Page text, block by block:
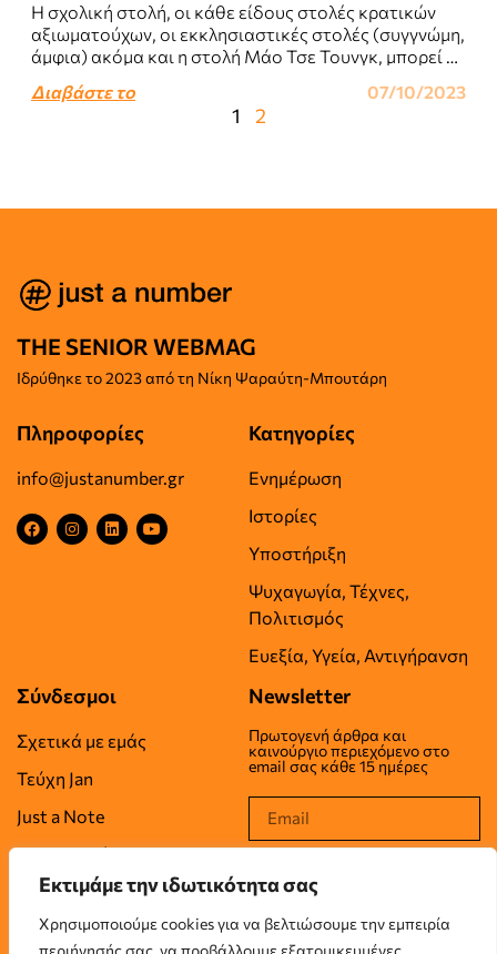
Εκτιμάμε την ιδωτικότητα σας
Χρησιμοποιούμε cookies για να βελτιώσουμε την εμπειρία
περιήγησής σας, να προβάλλουμε εξατομικευμένες
Η σχολική στολή, οι κάθε είδους στολές κρατικών
αξιωματούχων, οι εκκλησιαστικές στολές (συγγνώμη,
άμφια) ακόμα και η στολή Μάο Τσε Τουνγκ, μπορεί να
Διαβάστε το 07/10/2023
1 2
THE SENIOR WEBMAG
Iδρύθηκε το2023 από τη Νίκη Ψαραύτη-Μπουτάρη
Πληροφορίες
info@justanumber.gr
Κατηγορίες
Ενημέρωση
Ιστορίες
Υποστήριξη
Ψυχαγωγία, Τέχνες,
Πολιτισμός
Ευεξία, Υγεία, Αντιγήρανση
Σύνδεσμοι
Σχετικά με εμάς
Τεύχη Jan
Just a Note
Επικοινωνία
Όροι Χρήσης
Πολιτική Απορρήτου
Newsletter
Πρωτογενή άρθρα και
καινούργιο περιεχόμενο στο
email σας κάθε 15 ημέρες